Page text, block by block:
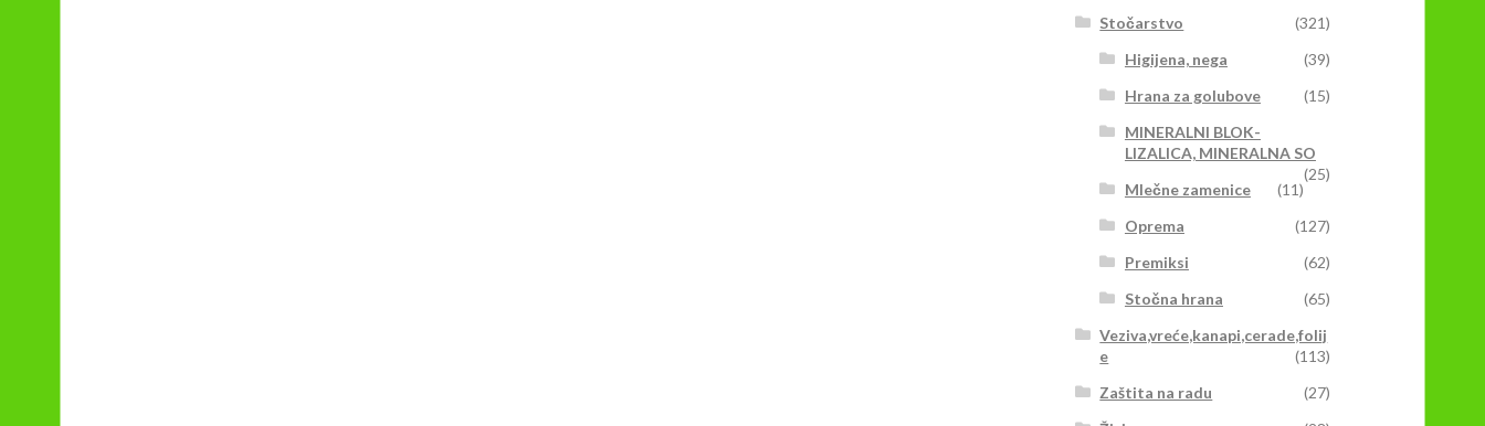
Stočarstvo
(321)
Higijena, nega
(39)
Hrana za golubove
(15)
MINERALNI BLOK-
LIZALICA, MINERALNA SO
(25)
Mlečne zamenice
(11)
Oprema
(127)
Premiksi
(62)
Stočna hrana
(65)
Veziva,vreće,kanapi,cerade,folij
e
(113)
Zaštita na radu
(27)